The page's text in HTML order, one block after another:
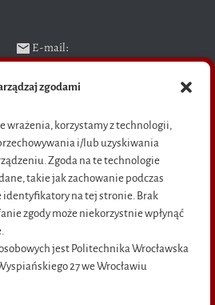
zgodami
wrażenia, korzystamy z technologii,
i/lub uzyskiwania
Zgoda na te technologie
takie jak zachowanie podczas
na tej stronie. Brak
zgody może niekorzystnie wpłynąć
jest Politechnika Wrocławska
27 we Wrocławiu
E-mail:
Telefon:
94 (sprzedaż książek)
pl. Grunwaldzki 11,
50-377 Wrocław
wejście C, pok. M-16)
skróty